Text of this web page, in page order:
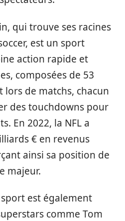
qui trouve ses racines
est un sport
action rapide et
composées de 53
lors de matchs, chacun
des touchdowns pour
En 2022, la NFL a
€ en revenus
ainsi sa position de
majeur.
est également
comme Tom